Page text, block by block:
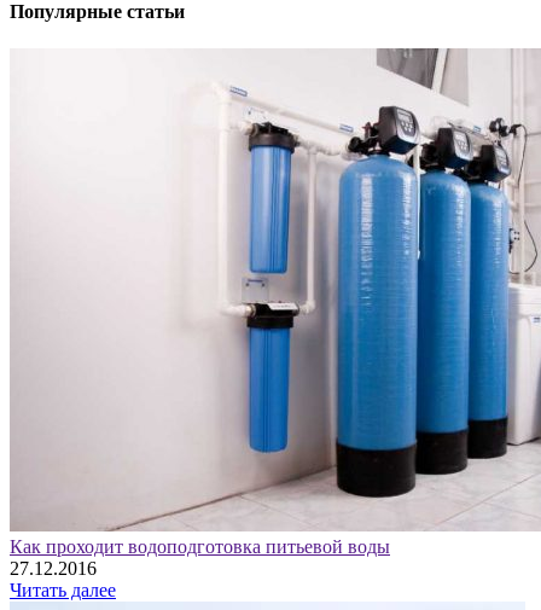
Популярные статьи
Как проходит водоподготовка питьевой воды
27.12.2016
Читать далее